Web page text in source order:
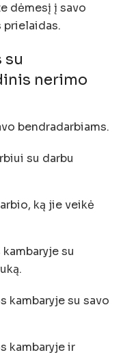
dėmesį į savo
prielaidas.
su
nerimo
bendradarbiams.
su darbu
ką jie veikė
su
kambaryje su savo
kambaryje ir